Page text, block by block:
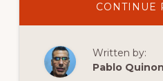
CONTINUE
Written by:
Pablo